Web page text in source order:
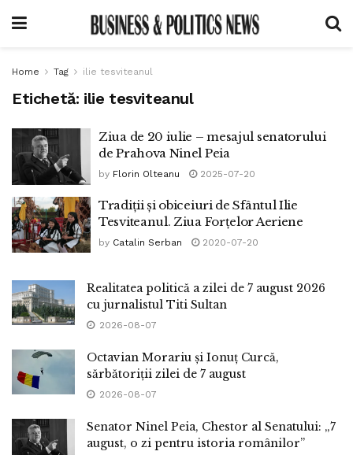
Home Tag ilie tesviteanul
Etichetă: ilie tesviteanul
Ziua de 20 iulie – mesajul senatorului
de Prahova Ninel Peia
by Florin Olteanu 2025-07-20
Tradiții și obiceiuri de Sfântul Ilie
Tesviteanul. Ziua Forțelor Aeriene
by Catalin Serban 2020-07-20
Realitatea politică a zilei de 7 august 2026
cu jurnalistul Titi Sultan
2026-08-07
Octavian Morariu și Ionuț Curcă,
sărbătoriții zilei de 7 august
2026-08-07
Senator Ninel Peia, Chestor al Senatului: „7
august, o zi pentru istoria românilor”